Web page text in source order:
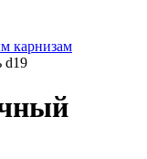
карнизам
d19